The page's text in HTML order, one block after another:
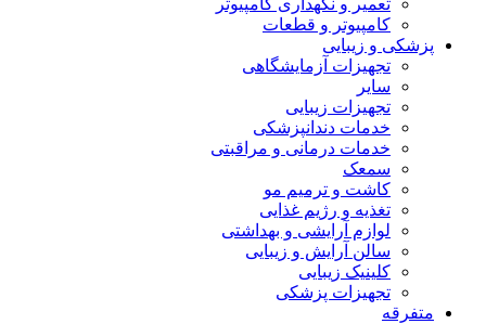
تعمیر و نگهداری کامپیوتر
کامپیوتر و قطعات
پزشکی و زیبایی
تجهیزات آزمایشگاهی
سایر
تجهیزات زیبایی
خدمات دندانپزشکی
خدمات درمانی و مراقبتی
سمعک
کاشت و ترمیم مو
تغذیه و رژیم غذایی
لوازم آرایشی و بهداشتی
سالن آرایش و زیبایی
کلینیک زیبایی
تجهیزات پزشکی
متفرقه